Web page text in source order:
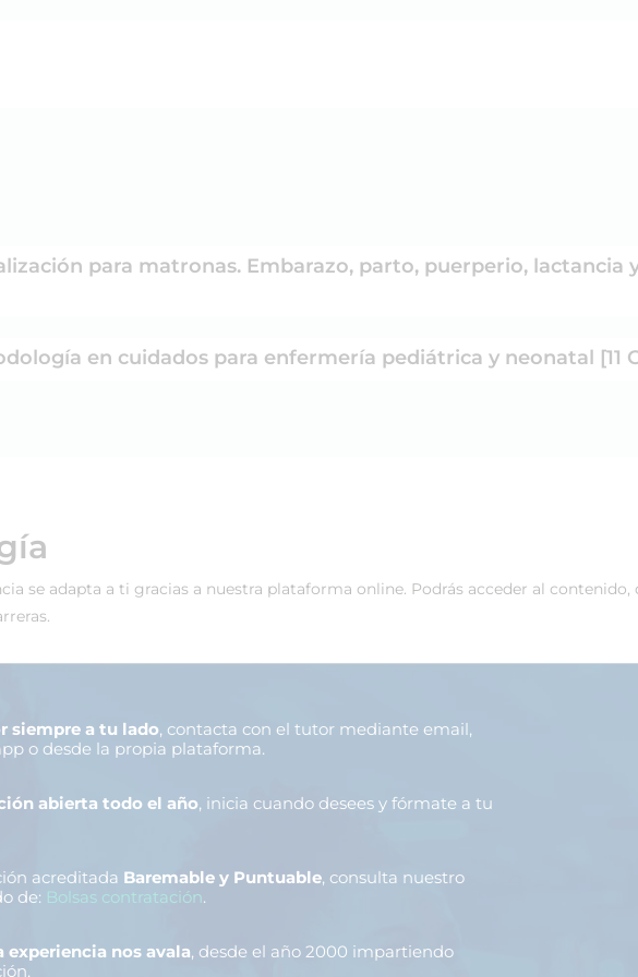
para matronas. Embarazo, parto, puerperio, lactancia
en cuidados para enfermería pediátrica y neonatal [11
se adapta a ti gracias a nuestra plataforma online. Podrás acceder al
siempre a tu lado, contacta con el tutor mediante email,
o desde la propia plataforma.
abierta todo el año, inicia cuando desees y fórmate a tu
acreditada Baremable y Puntuable, consulta nuestro
de: Bolsas contratación.
experiencia nos avala, desde el año 2000 impartiendo